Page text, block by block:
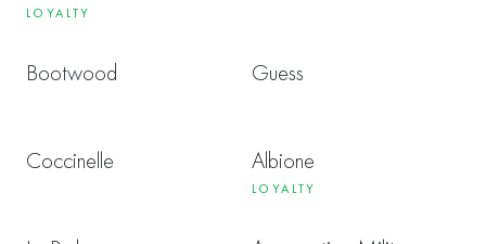
LOYALTY
Bootwood Guess
Coccinelle Albione
LOYALTY